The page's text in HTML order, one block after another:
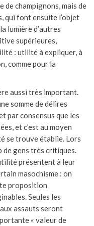
de champignons, mais de
qui font ensuite l’objet
lumière d’autres
supérieures,
: utilité à expliquer, à
comme pour la
aussi très important.
somme de délires
par consensus que les
et c’est au moyen
se trouve établie. Lors
de gens très critiques.
présentent à leur
masochisme : on
proposition
Seules les
assauts seront
« valeur de